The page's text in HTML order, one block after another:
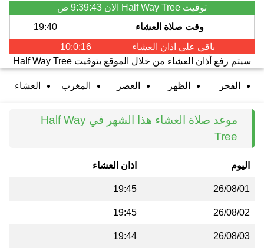
توقيت Half Way Tree الان
9:39:43 ص
وقت صلاة العشاء
19:40
باقي على اذان العشاء
10:0:16
سيتم رفع أذان العشاء من خلال الموقع بتوقيت Half Way Tree
الفجر الظهر العصر المغرب العشاء
موعد صلاة العشاء هذا الشهر في Half Way
Tree
اليوم اذان العشاء
26/08/01
19:45
26/08/02
19:45
26/08/03
19:44